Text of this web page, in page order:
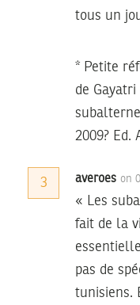
tous un
* Petite
de Gayatri
2009? Ed.
3 averoes on
« Les
fait de la
pas de
tunisiens.